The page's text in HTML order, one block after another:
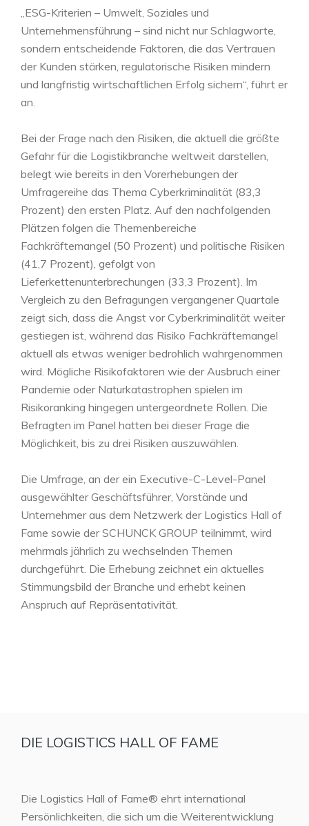
„ESG-Kriterien – Umwelt, Soziales und
Unternehmensführung – sind nicht nur Schlagworte,
sondern entscheidende Faktoren, die das Vertrauen
der Kunden stärken, regulatorische Risiken mindern
und langfristig wirtschaftlichen Erfolg sichern“, führt er
an.
Bei der Frage nach den Risiken, die aktuell die größte
Gefahr für die Logistikbranche weltweit darstellen,
belegt wie bereits in den Vorerhebungen der
Umfragereihe das Thema Cyberkriminalität (83,3
Prozent) den ersten Platz. Auf den nachfolgenden
Plätzen folgen die Themenbereiche
Fachkräftemangel (50 Prozent) und politische Risiken
(41,7 Prozent), gefolgt von
Lieferkettenunterbrechungen (33,3 Prozent). Im
Vergleich zu den Befragungen vergangener Quartale
zeigt sich, dass die Angst vor Cyberkriminalität weiter
gestiegen ist, während das Risiko Fachkräftemangel
aktuell als etwas weniger bedrohlich wahrgenommen
wird. Mögliche Risikofaktoren wie der Ausbruch einer
Pandemie oder Naturkatastrophen spielen im
Risikoranking hingegen untergeordnete Rollen. Die
Befragten im Panel hatten bei dieser Frage die
Möglichkeit, bis zu drei Risiken auszuwählen.
Die Umfrage, an der ein Executive-C-Level-Panel
ausgewählter Geschäftsführer, Vorstände und
Unternehmer aus dem Netzwerk der Logistics Hall of
Fame sowie der SCHUNCK GROUP teilnimmt, wird
mehrmals jährlich zu wechselnden Themen
durchgeführt. Die Erhebung zeichnet ein aktuelles
Stimmungsbild der Branche und erhebt keinen
Anspruch auf Repräsentativität.
DIE LOGISTICS HALL OF FAME
Die Logistics Hall of Fame® ehrt international
Persönlichkeiten, die sich um die Weiterentwicklung